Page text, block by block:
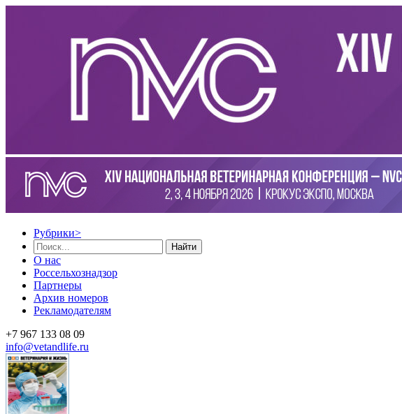
Рубрики>
Найти
О нас
Россельхознадзор
Партнеры
Архив номеров
Рекламодателям
+7 967 133 08 09
info@vetandlife.ru